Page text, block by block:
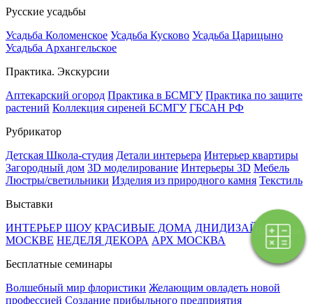
Поэтапная
оплата
Русские усадьбы
Усадьба Коломенское Усадьба Кусково Усадьба Царицыно
Усадьба Архангельское
Практика. Экскурсии
Аптекарский огород Практика в БСМГУ Практика по защите
растений Коллекция сиреней БСМГУ ГБСАН РФ
Рубрикатор
Детская Школа-студия Детали интерьера Интерьер квартиры
Загородный дом 3D моделирование Интерьеры 3D Мебель
Люстры/светильники Изделия из природного камня Текстиль
Выставки
ИНТЕРЬЕР ШОУ КРАСИВЫЕ ДОМА ДНИДИЗАЙНА В
МОСКВЕ НЕДЕЛЯ ДЕКОРА АРХ МОСКВА
Бесплатные семинары
Волшебный мир флористики Желающим овладеть новой
профессией Создание прибыльного предприятия